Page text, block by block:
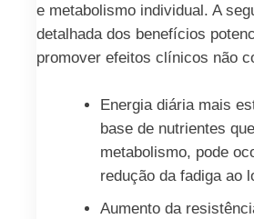
e metabolismo individual. A
detalhada dos benefícios
promover efeitos clínicos não
Energia diária mais
base de nutrientes
metabolismo, pode
redução da fadiga ao
Aumento da